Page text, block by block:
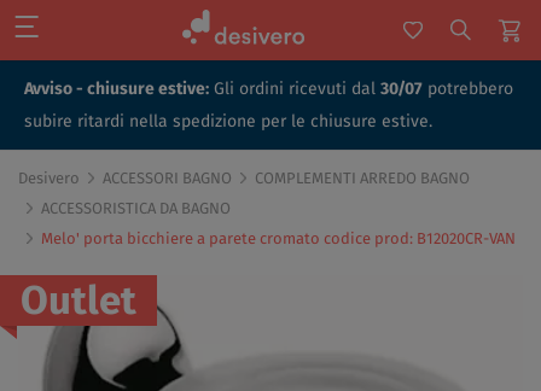
Avviso - chiusure estive: Gli ordini ricevuti dal 30/07 potrebbero
subire ritardi nella spedizione per le chiusure estive.
Desivero ACCESSORI BAGNO
COMPLEMENTI ARREDO BAGNO
ACCESSORISTICA DA BAGNO
Melo' porta bicchiere a parete cromato codice prod: B12020CR-VAN
Outlet